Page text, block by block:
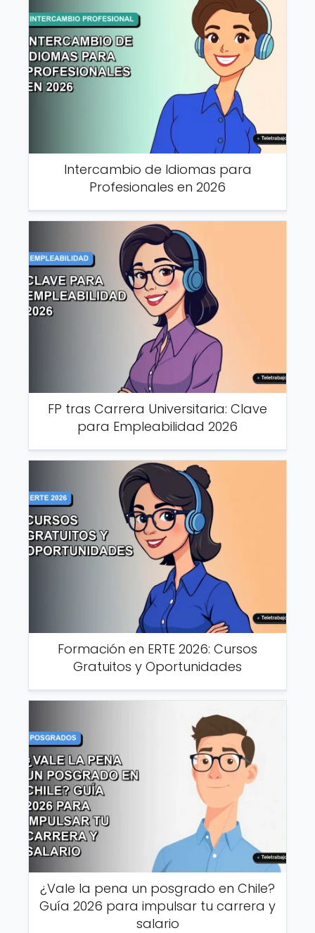
Intercambio de Idiomas para
Profesionales en 2026
FP tras Carrera Universitaria: Clave
para Empleabilidad 2026
Formación en ERTE 2026: Cursos
Gratuitos y Oportunidades
¿Vale la pena un posgrado en Chile?
Guía 2026 para impulsar tu carrera y
salario